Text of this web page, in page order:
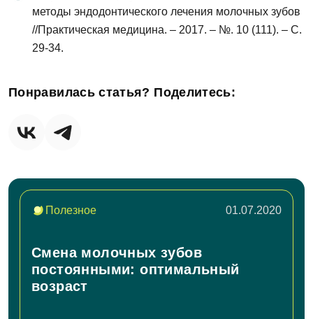
методы эндодонтического лечения молочных зубов
//Практическая медицина. – 2017. – №. 10 (111). – С.
29-34.
Понравилась статья? Поделитесь:
Полезное 01.07.2020
Смена молочных зубов
постоянными: оптимальный
возраст